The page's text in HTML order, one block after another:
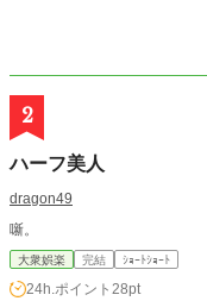
2
ハーフ美人
dragon49
噺。
大衆娯楽 完結 ｼｮｰﾄｼｮｰﾄ
24h.ポイント 28pt